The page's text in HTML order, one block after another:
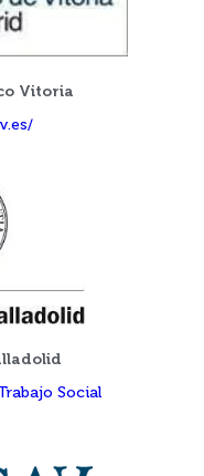
Vitoria
Social